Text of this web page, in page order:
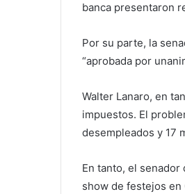
banca presentaron
Por su parte, la
“aprobada por
Walter Lanaro, en
impuestos. El
desempleados y 17
En tanto, el
show de festejos